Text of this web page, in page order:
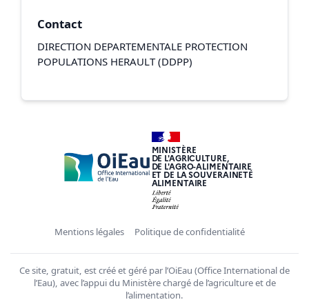
Contact
DIRECTION DEPARTEMENTALE PROTECTION
POPULATIONS HERAULT (DDPP)
MINISTÈRE
DE L'AGRICULTURE,
DE L'AGRO-ALIMENTAIRE
ET DE LA SOUVERAINETÉ
ALIMENTAIRE
Mentions légales Politique de confidentialité
Ce site, gratuit, est créé et géré par l’OiEau (Office International de
l’Eau), avec l’appui du Ministère chargé de l’agriculture et de
l’alimentation.